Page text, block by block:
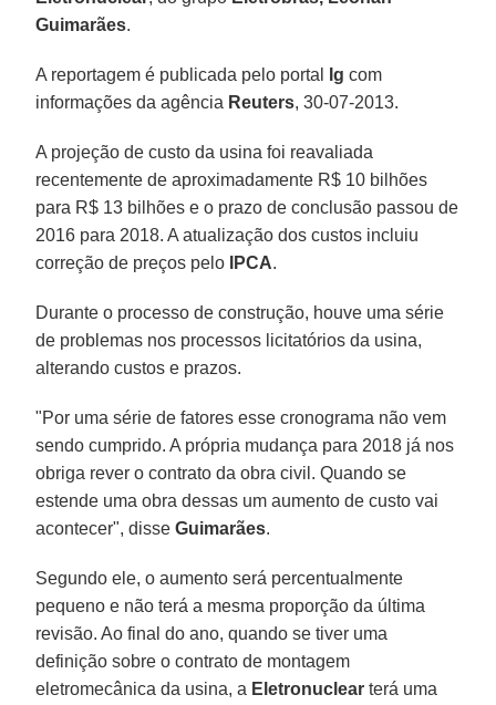
Guimarães.
A reportagem é publicada pelo portal Ig com
informações da agência Reuters, 30-07-2013.
A projeção de custo da usina foi reavaliada
recentemente de aproximadamente R$ 10 bilhões
para R$ 13 bilhões e o prazo de conclusão passou de
2016 para 2018. A atualização dos custos incluiu
correção de preços pelo
IPCA.
Durante o processo de construção, houve uma série
de problemas nos processos licitatórios da usina,
alterando custos e prazos.
"Por uma série de fatores esse cronograma não vem
sendo cumprido. A própria mudança para 2018 já nos
obriga rever o contrato da obra civil. Quando se
estende uma obra dessas um aumento de custo vai
acontecer", disseGuimarães.
Segundo ele, o aumento será percentualmente
pequeno e não terá a mesma proporção da última
revisão. Ao final do ano, quando se tiver uma
definição sobre o contrato de montagem
eletromecânica da usina, a Eletronuclear terá uma